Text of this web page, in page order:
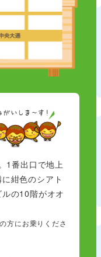
1番出口で地上
紺色のシアト
の10階がオオ
方にお乗りくださ